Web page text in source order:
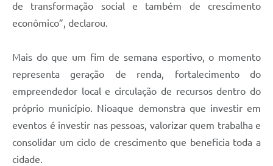
de transformação social e também de crescimento
econômico”, declarou.
Mais do que um fim de semana esportivo, o momento
representa geração de renda, fortalecimento do
empreendedor local e circulação de recursos dentro do
próprio município. Nioaque demonstra que investir em
eventos é investir nas pessoas, valorizar quem trabalha e
consolidar um ciclo de crescimento que beneficia toda a
cidade.